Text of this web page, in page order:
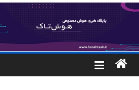
پایگاه
خبری
هوش